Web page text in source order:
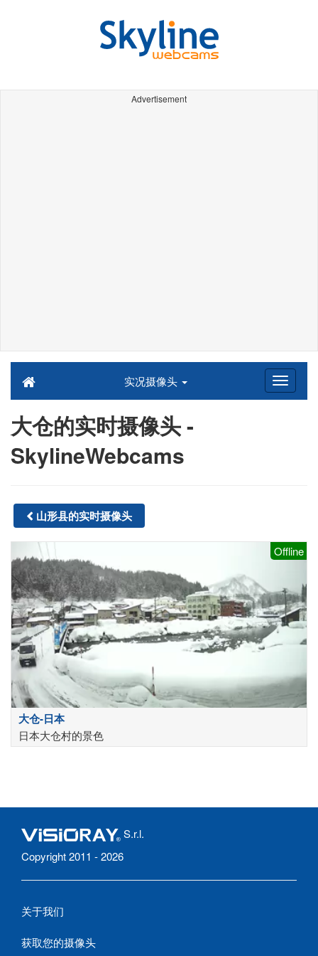
Advertisement
实况摄像头
大仓的实时摄像头 -
SkylineWebcams
山形县的实时摄像头
Offline
大仓-日本
日本大仓村的景色
S.r.l.
Copyright 2011 - 2026
关于我们
获取您的摄像头